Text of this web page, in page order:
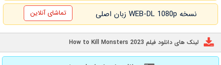
نسخه WEB-DL 1080p زبان اصلی تماشای آنلاین
لینک های دانلود فیلم How to Kill Monsters 2023